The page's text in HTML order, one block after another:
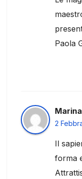
Paola
Marina
2
Il
forma